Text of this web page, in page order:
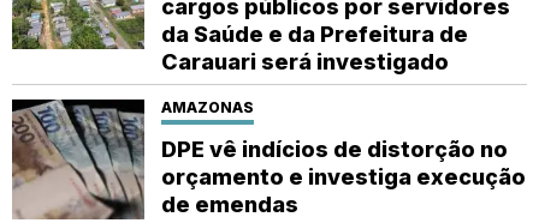
cargos públicos por servidores
da Saúde e da Prefeitura de
Carauari será investigado
AMAZONAS
DPE vê indícios de distorção no
orçamento e investiga execução
de emendas